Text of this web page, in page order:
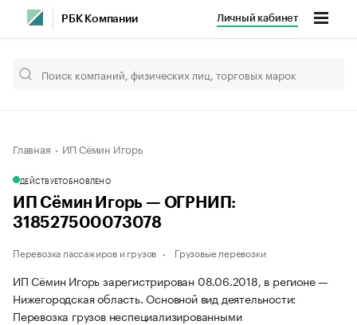
РБК Компании Личный кабинет
Главная ИП Сёмин Игорь
ДЕЙСТВУЕТОБНОВЛЕНО
ИП Сёмин Игорь — ОГРНИП:
318527500073078
Перевозка пассажиров и грузов Грузовые перевозки
ИП Сёмин Игорь зарегистрирован 08.06.2018, в регионе —
Нижегородская область. Основной вид деятельности:
Перевозка грузов неспециализированными